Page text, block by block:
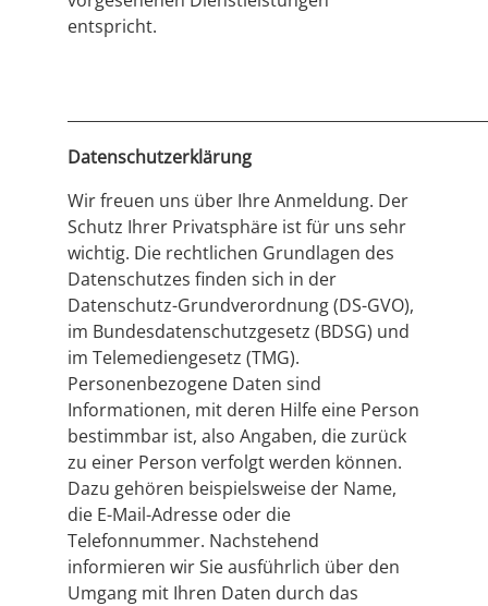
entspricht.
Datenschutzerklärung
Wir freuen uns über Ihre Anmeldung. Der
Schutz Ihrer Privatsphäre ist für uns sehr
wichtig. Die rechtlichen Grundlagen des
Datenschutzes finden sich in der
Datenschutz-Grundverordnung (DS-GVO),
im Bundesdatenschutzgesetz (BDSG) und
im Telemediengesetz (TMG).
Personenbezogene Daten sind
Informationen, mit deren Hilfe eine Person
bestimmbar ist, also Angaben, die zurück
zu einer Person verfolgt werden können.
Dazu gehören beispielsweise der Name,
die E-Mail-Adresse oder die
Telefonnummer. Nachstehend
informieren wir Sie ausführlich über den
Umgang mit Ihren Daten durch das